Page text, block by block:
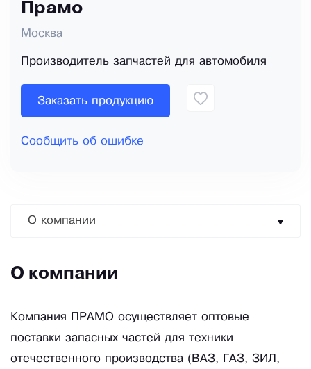
Прамо
Москва
Производитель запчастей для автомобиля
Заказать продукцию
Сообщить об ошибке
О компании
О компании
Компания ПРАМО осуществляет оптовые
поставки запасных частей для техники
отечественного производства (ВАЗ, ГАЗ, ЗИЛ,